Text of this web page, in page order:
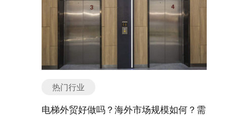
热门行业
电梯外贸好做吗？海外市场规模如何？需